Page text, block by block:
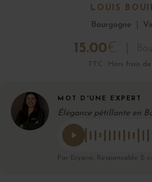
LOUIS
Bourgogne
15.00€
TTC · Hors frais
MOT D'UNE EXPERT
Élégance pétillante en
Par Eryane, Responsable E-